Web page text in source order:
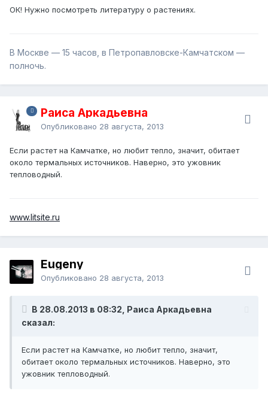
ОК! Нужно посмотреть литературу о растениях.
В Москве — 15 часов, в Петропавловске-Камчатском —
полночь.
Раиса Аркадьевна
Опубликовано 28 августа, 2013
Если растет на Камчатке, но любит тепло, значит, обитает
около термальных источников. Наверно, это ужовник
тепловодный.
www.litsite.ru
Eugeny
Опубликовано 28 августа, 2013
В 28.08.2013 в 08:32, Раиса Аркадьевна
сказал:
Если растет на Камчатке, но любит тепло, значит,
обитает около термальных источников. Наверно, это
ужовник тепловодный.